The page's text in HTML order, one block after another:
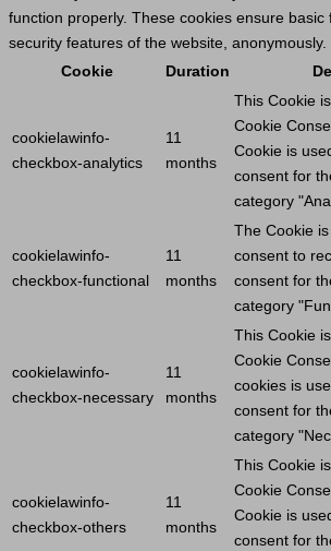
function properly. These cookies ensure basic
security features of the website, anonymously.
Cookie
Duration
cookielawinfo-
checkbox-analytics
11
months
This Cookie
Cookie
Cookie is
consent for
category
cookielawinfo-
checkbox-functional
11
months
The Cookie
consent to
consent for
category
cookielawinfo-
checkbox-necessary
11
months
This Cookie
Cookie
cookies is
consent for
category
cookielawinfo-
checkbox-others
11
months
This Cookie
Cookie
Cookie is
consent for